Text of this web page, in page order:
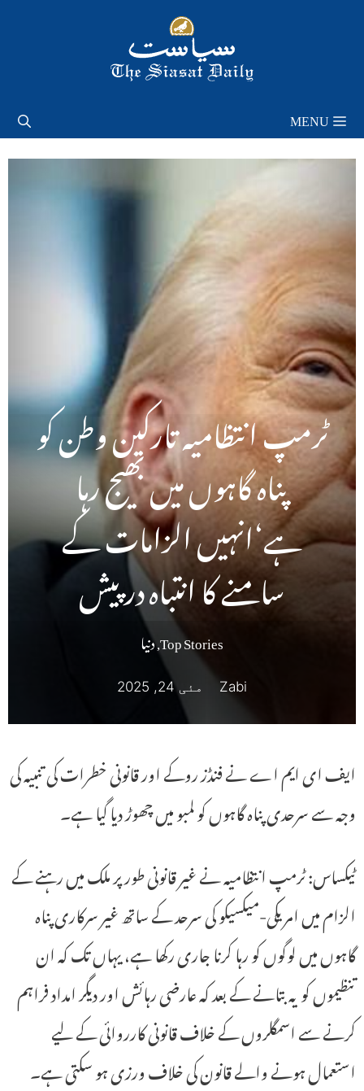
MENU
ٹرمپ انتظامیہ تارکین وطن کو
پناہ گاہوں میں بھیج رہا
ہے‘انہیں الزامات کے
سامنے کا انتباہ درپیش
Top Stories
,دنیا
Zabi مئی 24, 2025
ایف ای ایم اے نے فنڈز روکے اور قانونی خطرات کی تنبیہ کی
وجہ سے سرحدی پناہ گاہوں کو لمبو میں چھوڑ دیا گیا ہے۔
ٹیکساس: ٹرمپ انتظامیہ نے غیر قانونی طور پر ملک میں رہنے کے
الزام میں امریکی-میکسیکو کی سرحد کے ساتھ غیر سرکاری پناہ
گاہوں میں لوگوں کو رہا کرنا جاری رکھا ہے، یہاں تک کہ ان
تنظیموں کو یہ بتانے کے بعد کہ عارضی رہائش اور دیگر امداد فراہم
کرنے سے اسمگلروں کے خلاف قانونی کارروائی کے لیے
استعمال ہونے والے قانون کی خلاف ورزی ہو سکتی ہے۔